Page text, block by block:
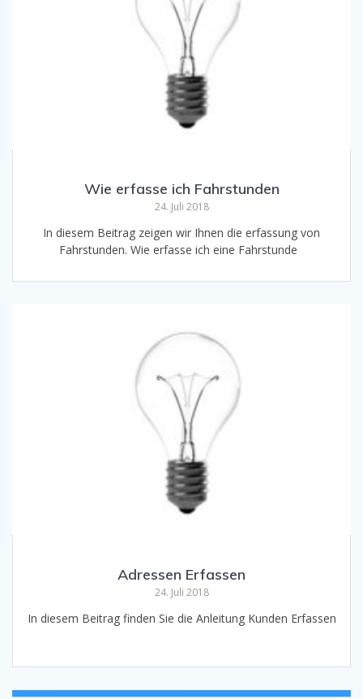
Wie erfasse ich Fahrstunden
24. Juli 2018
In diesem Beitrag zeigen wir Ihnen die erfassung von
Fahrstunden. Wie erfasse ich eine Fahrstunde
Adressen Erfassen
24. Juli 2018
In diesem Beitrag finden Sie die Anleitung Kunden Erfassen